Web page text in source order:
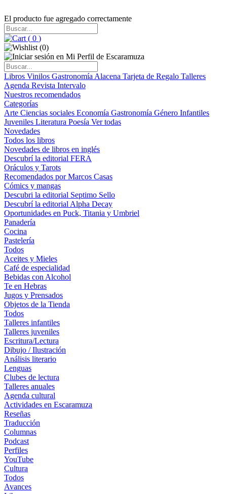
El producto fue agregado correctamente
( 0 )
(0)
Libros Vinilos Gastronomía Alacena Tarjeta de Regalo Talleres
Agenda Revista Intervalo
Nuestros recomendados
Categorías
Arte Ciencias sociales Economía Gastronomía Género Infantiles
Juveniles Literatura Poesía Ver todas
Novedades
Todos los libros
Novedades de libros en inglés
Descubrí la editorial FERA
Oráculos y Tarots
Recomendados por Marcos Casas
Cómics y mangas
Descubri la editorial Septimo Sello
Descubrí la editorial Alpha Decay
Oportunidades en Puck, Titania y Umbriel
Panadería
Cocina
Pastelería
Todos
Aceites y Mieles
Café de especialidad
Bebidas con Alcohol
Te en Hebras
Jugos y Prensados
Objetos de la Tienda
Todos
Talleres infantiles
Talleres juveniles
Escritura/Lectura
Dibujo / Ilustración
Análisis literario
Lenguas
Clubes de lectura
Talleres anuales
Agenda cultural
Actividades en Escaramuza
Reseñas
Traducción
Columnas
Podcast
Perfiles
YouTube
Cultura
Todos
Avances